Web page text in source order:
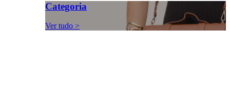
Categoria
Ver tudo >